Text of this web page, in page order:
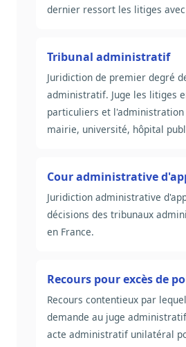
dernier ressort les litiges
Tribunal administratif
Juridiction de premier degré
administratif. Juge les litiges
particuliers et
mairie, université, hôpital
Cour administrative
Juridiction administrative
décisions des tribunaux
en France.
Recours pour excès de
Recours contentieux par
demande au juge
acte administratif unilatéral